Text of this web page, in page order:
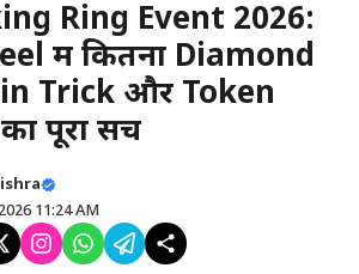
Ring Event 2026:
में कितना Diamond
Trick और Token
पूरा सच
11:24 AM